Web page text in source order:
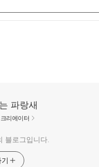
파랑새
리에이터
블로그입니다.